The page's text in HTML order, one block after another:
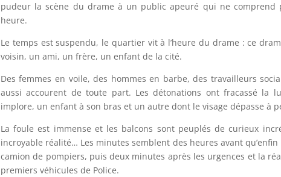
pudeur la scène du drame à un public apeuré qui ne comprend
heure.
Le temps est suspendu, le quartier vit à l’heure du drame : ce
voisin, un ami, un frère, un enfant de la cité.
Des femmes en voile, des hommes en barbe, des travailleurs
aussi accourent de toute part. Les détonations ont fracassé la
implore, un enfant à son bras et un autre dont le visage dépasse à
La foule est immense et les balcons sont peuplés de curieux
incroyable réalité… Les minutes semblent des heures avant
camion de pompiers, puis deux minutes après les urgences et la
premiers véhicules de Police.